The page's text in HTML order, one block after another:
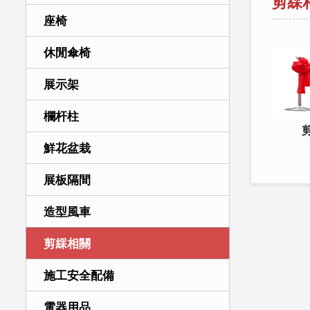
座椅
休閒傘椅
展示架
欄杆柱
鮮花盆栽
展板隔間
造型風車
剪綵相關
施工安全配備
電器用品